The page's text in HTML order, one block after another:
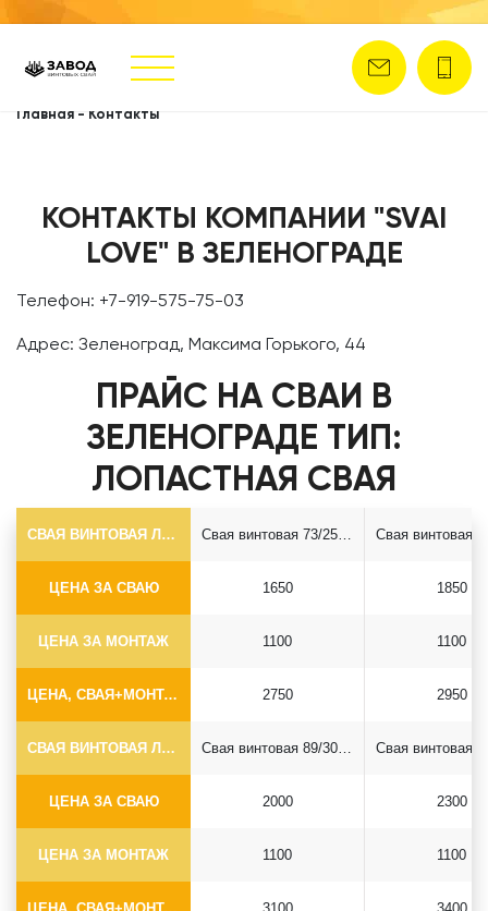
Главная - Контакты
КОНТАКТЫ КОМПАНИИ "SVAI
LOVE" В ЗЕЛЕНОГРАДЕ
Телефон: +7-919-575-75-03
Адрес: Зеленоград, Максима Горького, 44
ПРАЙС НА СВАИ В
ЗЕЛЕНОГРАДЕ ТИП:
ЛОПАСТНАЯ СВАЯ
СВАЯ ВИНТОВАЯ ЛОПАСТНАЯ Ф73*5.5
ЦЕНА ЗА СВАЮ
ЦЕНА ЗА МОНТАЖ
ЦЕНА, СВАЯ+МОНТАЖ (БЕЗ ОГОЛОВКА)
Свая винтовая 73/250*2500
1650
1100
2750
1850
1100
2950
СВАЯ ВИНТОВАЯ ЛОПАСТНАЯ Ф89*6.5
ЦЕНА ЗА СВАЮ
ЦЕНА ЗА МОНТАЖ
Свая винтовая 89/300*2500
2000
1100
2300
1100